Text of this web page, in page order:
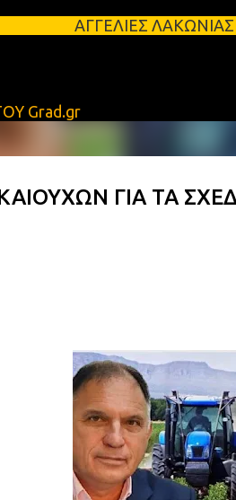
ΑΓΓΕΛΙΕΣ ΛΑΚΩΝΙΑΣ
Grad.gr
ΓΙΑ ΤΑ